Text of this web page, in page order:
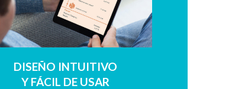
DISEÑO INTUITIVO
Y FÁCIL DE USAR